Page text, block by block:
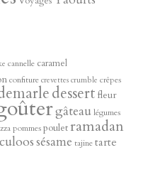
cannelle caramel
confiture crevettes crumble crêpes
dessert fleur
gâteaulégumes
pommespouletramadan
sésame tajinetarte